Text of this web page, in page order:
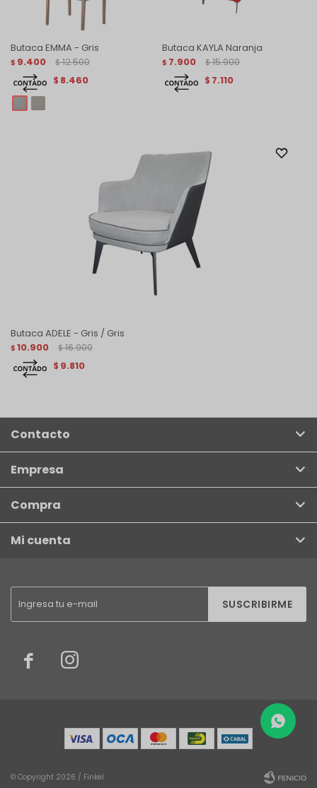
Butaca EMMA - Gris
$ 9.400 $ 12.500
$ 8.460
Butaca KAYLA Naranja
$ 7.900 $ 15.900
$ 7.110
Butaca ADELE - Gris / Gris
$ 10.900 $ 16.900
$ 9.810
SUSCRIBIRME
 
Contacto
Empresa
Compra
Mi cuenta
© Copyright 2026 / Finkel